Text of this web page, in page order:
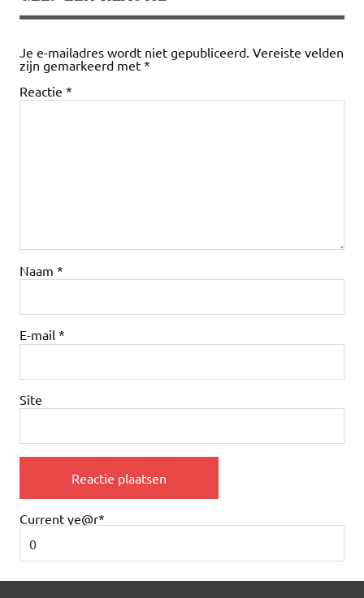
Je e-mailadres wordt niet gepubliceerd. Vereiste velden
zijn gemarkeerd met *
Reactie *
Naam *
E-mail *
Site
Current ye@r*